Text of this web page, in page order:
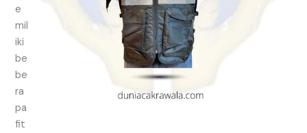
e
mil
iki
be
be
ra
pa
fit